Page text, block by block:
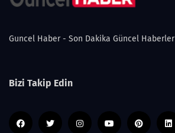
Guncel Haber - Son Dakika Güncel Haberler
Bizi Takip Edin